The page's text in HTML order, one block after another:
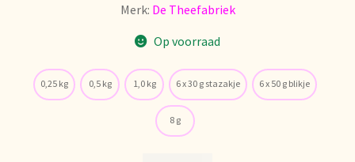
Surtido
Merk: De Theefabriek
Op voorraad
0,25 kg 0,5 kg 1,0 kg 6 x 30 g stazakje 6 x 50 g blikje
8 g